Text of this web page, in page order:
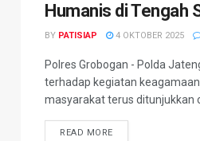
Humanis di Tengah
BY PATISIAP 4 OKTOBER 2025
Polres Grobogan - Polda
terhadap kegiatan
masyarakat terus ditunjukkan
READ MOREDETAILS